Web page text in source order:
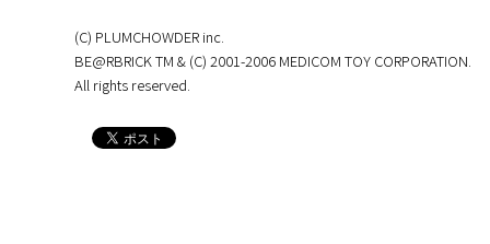
(C) PLUMCHOWDER inc.
BE@RBRICK TM & (C) 2001-2006 MEDICOM TOY CORPORATION.
All rights reserved.